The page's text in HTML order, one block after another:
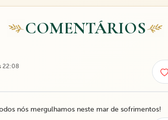
COMENTÁRIOS
22:08
nós mergulhamos neste mar de sofrimentos!